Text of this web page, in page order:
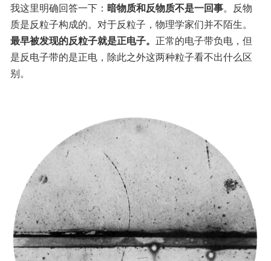
我这里明确回答一下： 暗物质和反物质不是一回事。反物
质是反粒子构成的。对于反粒子，物理学家们并不陌生。
最早被发现的反粒子就是正电子。 正常的电子带负电，但
是反电子带的是正电，除此之外这两种粒子看不出什么区
别。